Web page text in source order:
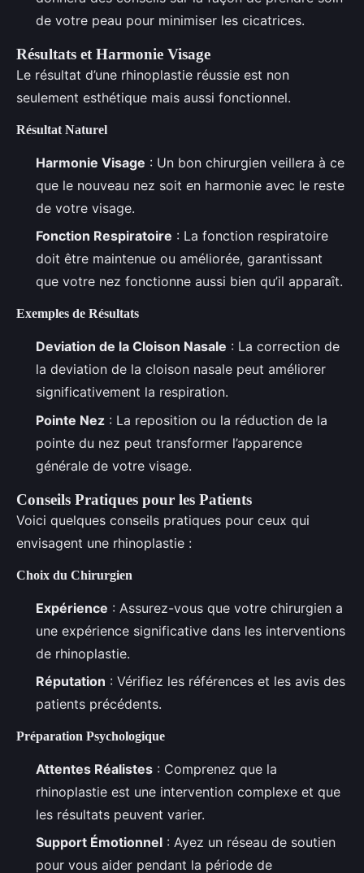
de votre peau pour minimiser les cicatrices.
Résultats et Harmonie Visage
Le résultat d’une rhinoplastie réussie est non
seulement esthétique mais aussi fonctionnel.
Résultat Naturel
Harmonie Visage : Un bon chirurgien veillera à ce
que le nouveau nez soit en harmonie avec le reste
de votre visage.
Fonction Respiratoire : La fonction respiratoire
doit être maintenue ou améliorée, garantissant
que votre nez fonctionne aussi bien qu’il apparaît.
Exemples de Résultats
Deviation de la Cloison Nasale : La correction de
la deviation de la cloison nasale peut améliorer
significativement la respiration.
Pointe Nez : La reposition ou la réduction de la
pointe du nez peut transformer l’apparence
générale de votre visage.
Conseils Pratiques pour les Patients
Voici quelques conseils pratiques pour ceux qui
envisagent une rhinoplastie :
Choix du Chirurgien
Expérience : Assurez-vous que votre chirurgien a
une expérience significative dans les interventions
de rhinoplastie.
Réputation : Vérifiez les références et les avis des
patients précédents.
Préparation Psychologique
Attentes Réalistes : Comprenez que la
rhinoplastie est une intervention complexe et que
les résultats peuvent varier.
Support Émotionnel : Ayez un réseau de soutien
pour vous aider pendant la période de